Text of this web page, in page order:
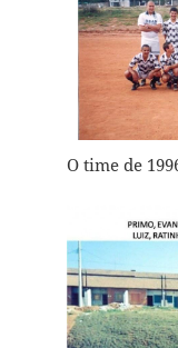
O time de